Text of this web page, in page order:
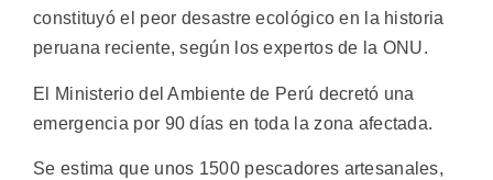
constituyó el peor desastre ecológico en la historia
peruana reciente, según los expertos de la ONU.
El Ministerio del Ambiente de Perú decretó una
emergencia por 90 días en toda la zona afectada.
Se estima que unos 1500 pescadores artesanales,